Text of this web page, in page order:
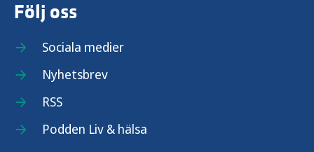
Följ oss
Sociala medier
Nyhetsbrev
RSS
Podden Liv & hälsa